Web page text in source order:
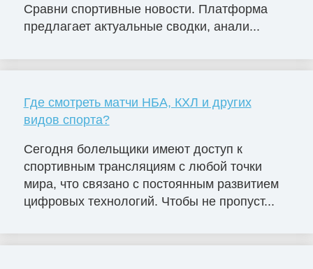
Сравни спортивные новости. Платформа
предлагает актуальные сводки, анали...
Где смотреть матчи НБА, КХЛ и других
видов спорта?
Сегодня болельщики имеют доступ к
спортивным трансляциям с любой точки
мира, что связано с постоянным развитием
цифровых технологий. Чтобы не пропуст...